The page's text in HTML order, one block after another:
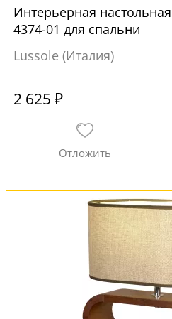
Интерьерная
4374-01 для спальни
Lussole (Италия)
2 625 ₽